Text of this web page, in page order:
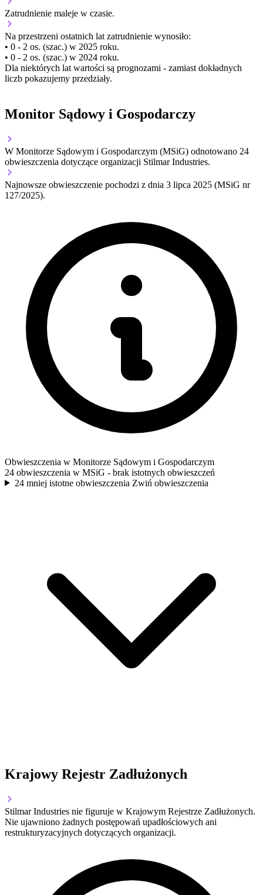
Zatrudnienie maleje w czasie.
Na przestrzeni ostatnich lat zatrudnienie wynosiło:
• 0 - 2 os. (szac.) w 2025 roku.
• 0 - 2 os. (szac.) w 2024 roku.
Dla niektórych lat wartości są prognozami - zamiast dokładnych
liczb pokazujemy przedziały.
Monitor Sądowy i Gospodarczy
W Monitorze Sądowym i Gospodarczym (MSiG) odnotowano 24
obwieszczenia dotyczące organizacji Stilmar Industries.
Najnowsze obwieszczenie pochodzi z dnia 3 lipca 2025 (MSiG nr
127/2025).
Obwieszczenia w Monitorze Sądowym i Gospodarczym
24 obwieszczenia w MSiG - brak istotnych obwieszczeń
24 mniej istotne obwieszczenia Zwiń obwieszczenia
Krajowy Rejestr Zadłużonych
Stilmar Industries nie figuruje w Krajowym Rejestrze Zadłużonych.
Nie ujawniono żadnych postępowań upadłościowych ani
restrukturyzacyjnych dotyczących organizacji.